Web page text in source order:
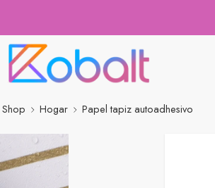
Shop Hogar Papel tapiz autoadhesivo